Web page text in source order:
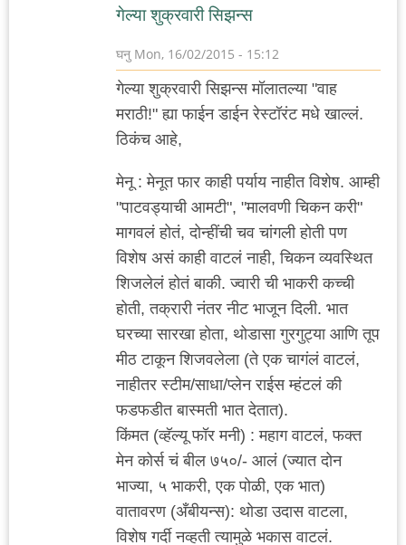
गेल्या शुक्रवारी सिझन्स
घनु Mon, 16/02/2015 - 15:12
गेल्या शुक्रवारी सिझन्स मॉलातल्या "वाह
मराठी!" ह्या फाईन डाईन रेस्टॉरंट मधे खाल्लं.
ठिकंच आहे,
मेनू : मेनूत फार काही पर्याय नाहीत विशेष. आम्ही
"पाटवड्याची आमटी", "मालवणी चिकन करी"
मागवलं होतं, दोन्हींची चव चांगली होती पण
विशेष असं काही वाटलं नाही, चिकन व्यवस्थित
शिजलेलं होतं बाकी. ज्वारी ची भाकरी कच्ची
होती, तक्रारी नंतर नीट भाजून दिली. भात
घरच्या सारखा होता, थोडासा गुरगुट्या आणि तूप
मीठ टाकून शिजवलेला (ते एक चागंलं वाटलं,
नाहीतर स्टीम/साधा/प्लेन राईस म्हंटलं की
फडफडीत बास्मती भात देतात).
किंमत (व्हॅल्यू फॉर मनी) : महाग वाटलं, फक्त
मेन कोर्स चं बील ७५०/- आलं (ज्यात दोन
भाज्या, ५ भाकरी, एक पोळी, एक भात)
वातावरण (अँबीयन्स): थोडा उदास वाटला,
विशेष गर्दी नव्हती त्यामुळे भकास वाटलं.